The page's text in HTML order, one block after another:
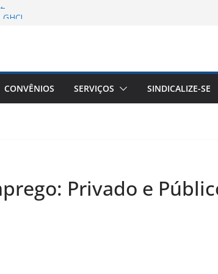
da ENEFAR!
Remota Conjunta Sindifars e Sergs –
CONVÊNIOS SERVIÇOS SINDICALIZE-SE
Privado e